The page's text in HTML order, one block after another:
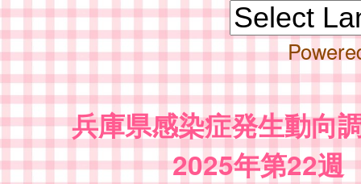
兵庫県感染症発生動向
2025年第22週